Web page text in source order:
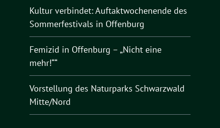
Kultur verbindet: Auftaktwochenende des
Sommerfestivals in Offenburg
Femizid in Offenburg – „Nicht eine
mehr!““
Vorstellung des Naturparks Schwarzwald
Mitte/Nord